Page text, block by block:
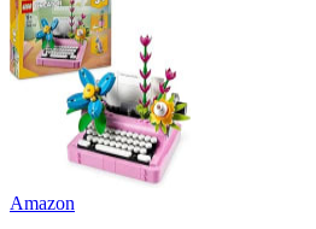
Amazon